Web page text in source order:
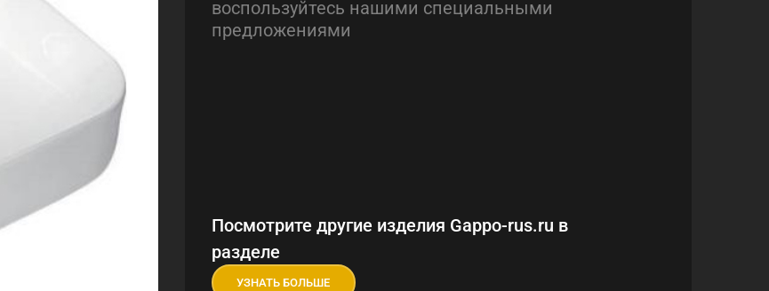
воспользуйтесь нашими специальными
предложениями
Посмотрите другие изделия Gappo-rus.ru в
разделе
УЗНАТЬ БОЛЬШЕ